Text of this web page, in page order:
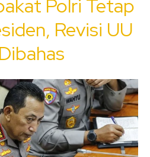
Polri Tetap
Revisi UU